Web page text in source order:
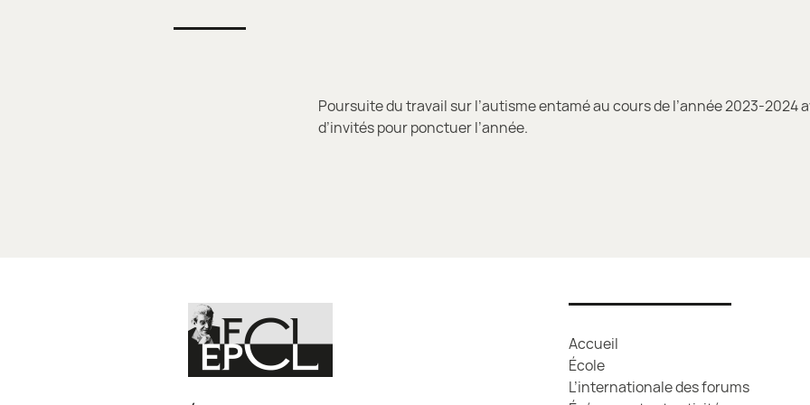
Poursuite du travail sur l’autisme entamé au cours de l’année 2023-2024
d’invités pour ponctuer l’année.
Accueil
École
L’internationale des forums